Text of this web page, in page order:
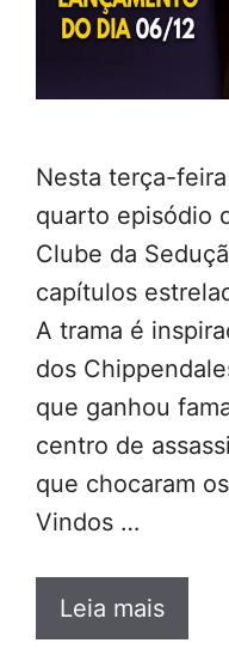
Nesta terça-
quarto episódio
Clube da
capítulos
A trama é
dos
que ganhou
centro de
que chocaram
Vindos …
Leia mais